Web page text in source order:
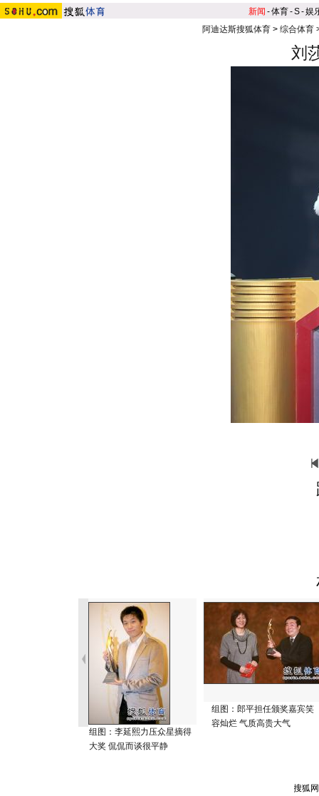
新闻 -体育-S-娱
阿迪达斯搜狐体育 > 综合体育
刘
组图：李延熙力压众星摘得
大奖 侃侃而谈很平静
组图：郎平担任颁奖嘉宾笑
容灿烂 气质高贵大气